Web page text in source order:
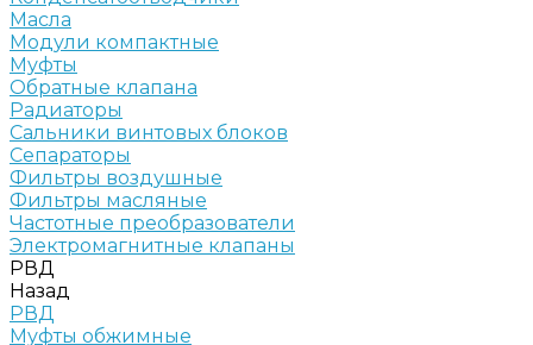
Масла
Модули компактные
Муфты
Обратные клапана
Радиаторы
Сальники винтовых блоков
Сепараторы
Фильтры воздушные
Фильтры масляные
Частотные преобразователи
Электромагнитные клапаны
РВД
Назад
РВД
Муфты обжимные